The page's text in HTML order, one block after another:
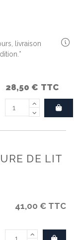
livraison
28,50 € TTC
DE LIT
41,00 € TTC